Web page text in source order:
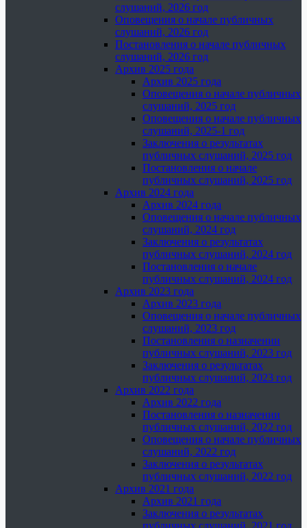
слушаний, 2026 год
Оповещения о начале публичных
слушаний, 2026 год
Постановления о начале публичных
слушаний, 2026 год
Архив 2025 года
Архив 2025 года
Оповещения о начале публичных
слушаний, 2025 год
Оповещения о начале публичных
слушаний, 2025-1 год
Заключения о результатах
публичных слушаний, 2025 год
Постановления о начале
публичных слушаний, 2025 год
Архив 2024 года
Архив 2024 года
Оповещения о начале публичных
слушаний, 2024 год
Заключения о результатах
публичных слушаний, 2024 год
Постановления о начале
публичных слушаний, 2024 год
Архив 2023 года
Архив 2023 года
Оповещения о начале публичных
слушаний, 2023 год
Постановления о назначении
публичных слушаний, 2023 год
Заключения о результатах
публичных слушаний, 2023 год
Архив 2022 года
Архив 2022 года
Постановления о назначении
публичных слушаний, 2022 год
Оповещения о начале публичных
слушаний, 2022 год
Заключения о результатах
публичных слушаний, 2022 год
Архив 2021 года
Архив 2021 года
Заключения о результатах
публичных слушаний, 2021 год